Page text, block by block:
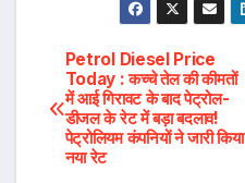
Post
navigation
Petrol Diesel Price
Today : कच्चे तेल की कीमतों
में आई गिरावट के बाद पेट्रोल-
डीजल के रेट में बड़ा बदलाव!
पेट्रोलियम कंपनियों ने जारी किया
नया रेट